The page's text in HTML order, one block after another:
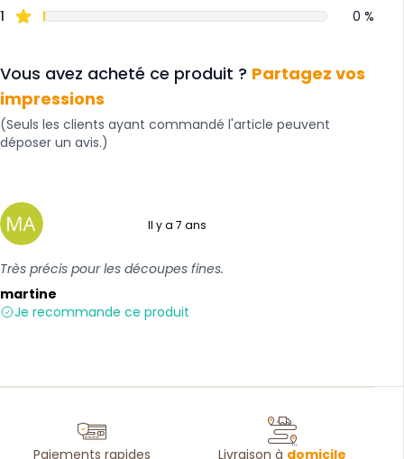
1
0 %
Vous avez acheté ce produit ? Partagez vos
impressions
(Seuls les clients ayant commandé l'article peuvent
déposer un avis.)
Il y a 7 ans
Très précis pour les découpes fines.
martine
Je recommande ce produit
Paiements rapides
Livraison à domicile